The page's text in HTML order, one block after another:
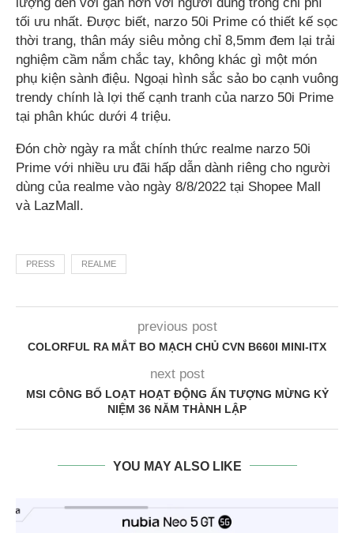
tối ưu nhất. Được biết, narzo 50i Prime có thiết kế sọc
thời trang, thân máy siêu mỏng chỉ 8,5mm đem lại trải
nghiệm cầm nắm chắc tay, không khác gì một món
phụ kiện sành điệu. Ngoại hình sắc sảo bo cạnh vuông
trendy chính là lợi thế cạnh tranh của narzo 50i Prime
tại phân khúc dưới 4 triệu.
Đón chờ ngày ra mắt chính thức realme narzo 50i
Prime với nhiều ưu đãi hấp dẫn dành riêng cho người
dùng của realme vào ngày 8/8/2022 tại Shopee Mall
và LazMall.
PRESS REALME
previous post
COLORFUL RA MẮT BO MẠCH CHỦ CVN B660I MINI-ITX
next post
MSI CÔNG BỐ LOẠT HOẠT ĐỘNG ẤN TƯỢNG MỪNG KỶ
NIỆM 36 NĂM THÀNH LẬP
YOU MAY ALSO LIKE